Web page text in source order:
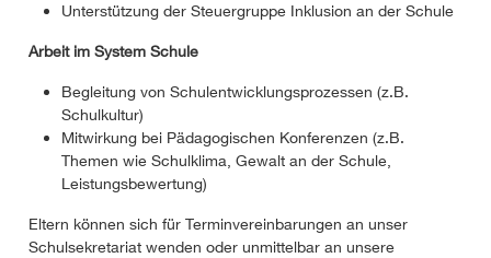
Unterstützung der Steuergruppe Inklusion an der Schule
Arbeit im System Schule
Begleitung von Schulentwicklungsprozessen (z.B.
Schulkultur)
Mitwirkung bei Pädagogischen Konferenzen (z.B.
Themen wie Schulklima, Gewalt an der Schule,
Leistungsbewertung)
Eltern können sich für Terminvereinbarungen an unser
Schulsekretariat wenden oder unmittelbar an unsere